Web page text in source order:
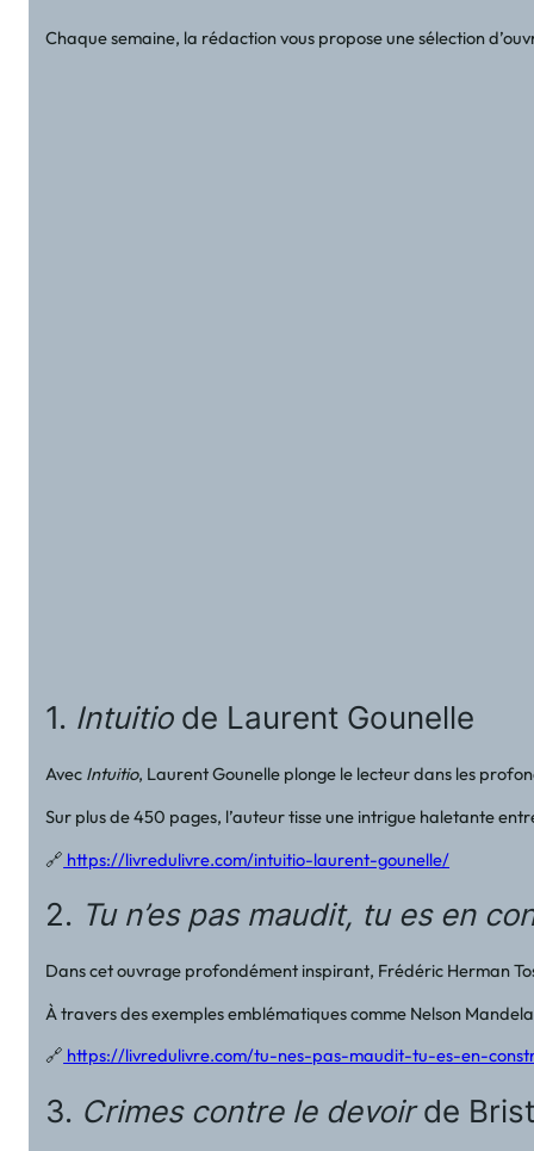
Chaque semaine, la rédaction vous propose une sélection
1. Intuitiode Laurent Gounelle
Avec Intuitio, Laurent Gounelle plonge le lecteur dans les
Sur plus de 450 pages, l’auteur tisse une intrigue haletante
🔗 https://livredulivre.com/intuitio-laurent-gounelle/
2. Tu n’es pas maudit, tu es en
Dans cet ouvrage profondément inspirant, Frédéric Herman
À travers des exemples emblématiques comme Nelson
🔗 https://livredulivre.com/tu-nes-pas-maudit-tu-es-en-
3. Crimes contre le devoirde